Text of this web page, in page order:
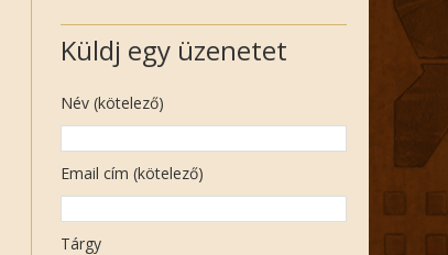
Küldj egy üzenetet
Név (kötelező)
Email cím (kötelező)
Tárgy